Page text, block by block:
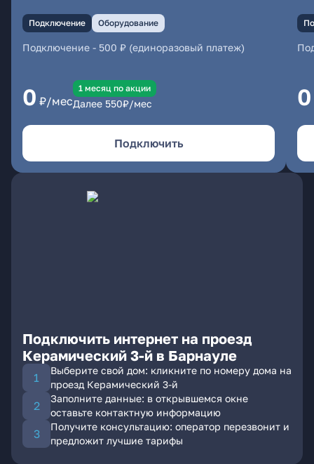
Подключение Оборудование
Подключение - 500 ₽ (единоразовый платеж)
0 ₽/мес
1 месяц по акции
Далее 550₽/мес
Подключить
0
Подключить интернет на проезд
Керамический 3-й в Барнауле
Выберите свой дом: кликните по номеру дома на
проезд Керамический 3-й
Заполните данные: в открывшемся окне
оставьте контактную информацию
Получите консультацию: оператор перезвонит и
предложит лучшие тарифы